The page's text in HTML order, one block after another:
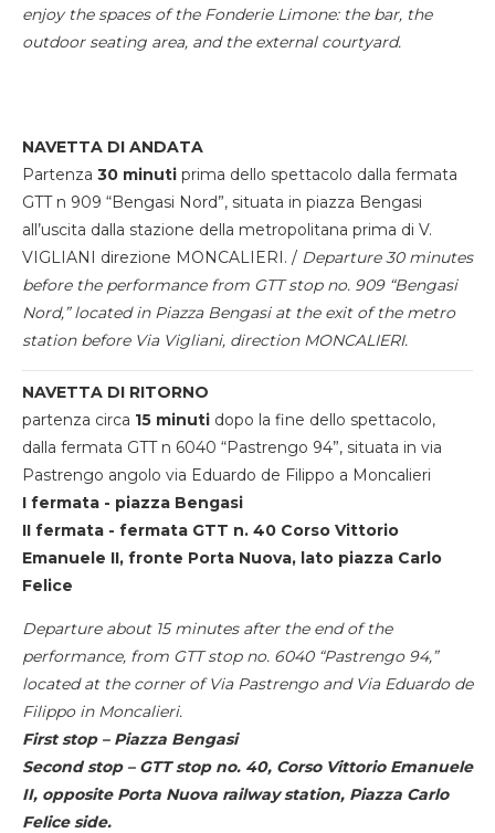
enjoy the spaces of the Fonderie Limone: the bar, the
outdoor seating area, and the external courtyard.
NAVETTA DI ANDATA
Partenza 30 minuti prima dello spettacolo dalla fermata
GTT n 909 “Bengasi Nord”, situata in piazza Bengasi
all’uscita dalla stazione della metropolitana prima di V.
VIGLIANI direzione MONCALIERI. / Departure 30 minutes
before the performance from GTT stop no. 909 “Bengasi
Nord,” located in Piazza Bengasi at the exit of the metro
station before Via Vigliani, direction MONCALIERI.
NAVETTA DI RITORNO
partenza circa 15 minuti dopo la fine dello spettacolo,
dalla fermata GTT n 6040 “Pastrengo 94”, situata in via
Pastrengo angolo via Eduardo de Filippo a Moncalieri
I fermata - piazza Bengasi
II fermata - fermata GTT n. 40 Corso Vittorio
Emanuele II, fronte Porta Nuova, lato piazza Carlo
Felice
Departure about 15 minutes after the end of the
performance, from GTT stop no. 6040 “Pastrengo 94,”
located at the corner of Via Pastrengo and Via Eduardo de
Filippo in Moncalieri.
First stop – Piazza Bengasi
Second stop – GTT stop no. 40, Corso Vittorio Emanuele
II, opposite Porta Nuova railway station, Piazza Carlo
Felice side.